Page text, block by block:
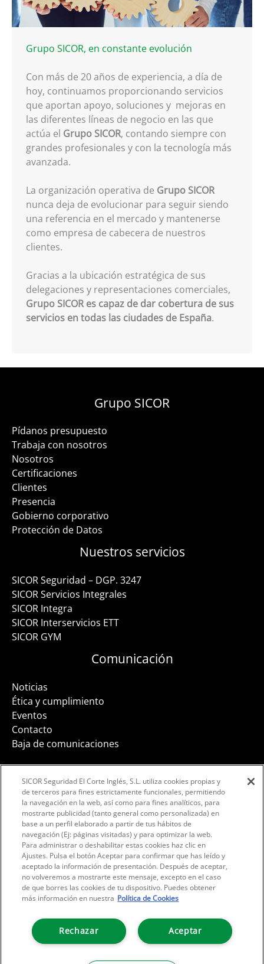
Grupo SICOR, en constante evolución
Con más de 20 años de experiencia, a día de
hoy, continuamos proporcionando servicios
que aportan apoyo, soluciones y mejoras en
las diferentes líneas de negocio en las que
actúa el Grupo SICOR, contando siempre con
grandes profesionales y con la tecnología más
avanzada.
La organización operativa de Grupo SICOR
nunca deja de evolucionar para seguir siendo
una referencia en el mercado y mantenerse
como empresa de cabecera de nuestros
clientes.
Gracias a la ubicación estratégica de sus
delegaciones y representaciones comerciales,
Grupo SICOR es capaz de dar cobertura de sus
servicios en todas las ciudades de España.
Grupo SICOR
Pídanos presupuesto
Trabaja con nosotros
Nosotros
Certificaciones
Clientes
Presencia
Gobierno corporativo
Protección de Datos
Nuestros servicios
SICOR Seguridad – DGP. 3247
SICOR Servicios Integrales
SICOR Integra
SICOR Interservicios ETT
SICOR GYM
Comunicación
Noticias
Ética y cumplimiento
Eventos
Contacto
Baja de comunicaciones
Facebook
Instagram
LinkedIn
COPYRIGHT © 2026EL CORTE INGLÉS, S.A.TODOS LOS DERECHOS
POLÍTICA DE PRIVACIDAD
CONDICIONES DE USO LEGAL
POLÍTICA DE COOKIES
CONFIGURADOR COOKIES
RSC
SICOR Seguridad El Corte Inglés, S.L. utiliza cookies propias y
de terceros para fines estrictamente funcionales, permitiendo
la navegación en la web, así como para fines analíticos, para
mostrarte publicidad (tanto general como personalizada) en
base a un perfil elaborado a partir de tus hábitos de
navegación (Ej: páginas visitadas) y para optimizar la web.
Para administrar o deshabilitar estas cookies haz clic en
Ajustes. Pulsa el botón Aceptar para confirmar que has leído y
aceptado la información de presentación. Después de aceptar,
no volveremos a mostrarte este mensaje, excepto en el caso
de que borres las cookies de tu dispositivo. Puedes obtener
más información en nuestra Política de Cookies
Aceptar
Rechazar